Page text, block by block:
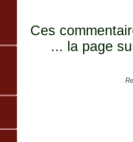
Ces
... la page